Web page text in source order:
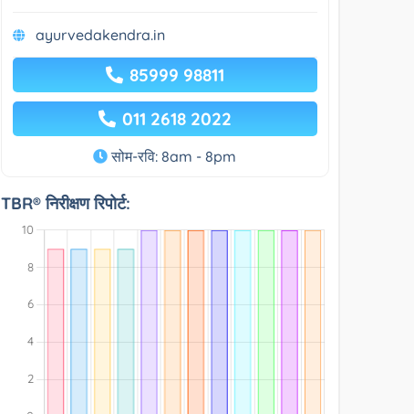
ayurvedakendra.in
85999 98811
011 2618 2022
सोम-रवि: 8am - 8pm
TBR® निरीक्षण रिपोर्ट: